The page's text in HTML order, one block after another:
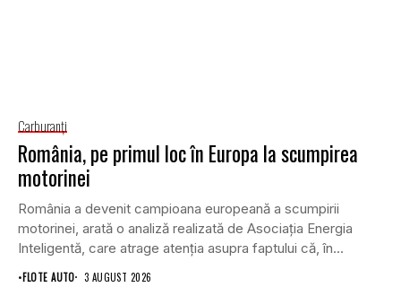
Carburanţi
România, pe primul loc în Europa la scumpirea
motorinei
România a devenit campioana europeană a scumpirii
motorinei, arată o analiză realizată de Asociația Energia
Inteligentă, care atrage atenția asupra faptului că, în...
•FLOTE AUTO 3 AUGUST 2026